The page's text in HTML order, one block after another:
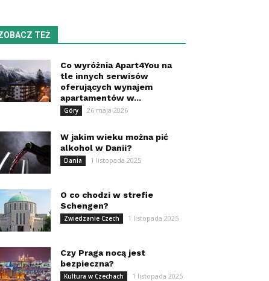
TEŻ
Co wyróżnia Apart4You na
tle innych serwisów
oferujących wynajem
apartamentów w...
Góry 26 maja 2026
W jakim wieku można pić
alkohol w Danii?
Dania 1 listopada 2025
O co chodzi w strefie
Schengen?
Zwiedzanie Czech 1 listopada 2025
Czy Praga nocą jest
bezpieczna?
Kultura w Czechach 1 listopada 2025